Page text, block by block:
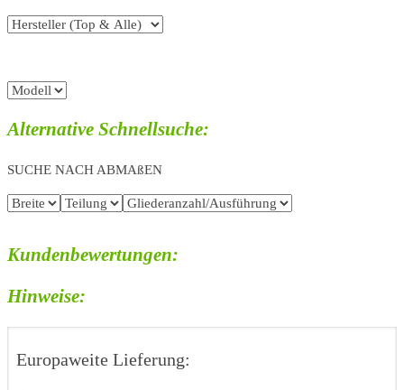
Alternative Schnellsuche:
SUCHE NACH ABMAßEN
Kundenbewertungen:
Hinweise:
Europaweite Lieferung: